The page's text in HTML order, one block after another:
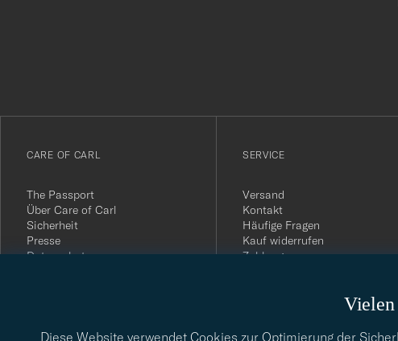
Vielen
Diese Website verwendet Cookies zur Optimierung der
till
nyhetsbrev!
CARE OF CARL
The Passport
Über Care of Carl
Sicherheit
Presse
Datenschutz
SERVICE
Versand
Kontakt
Häufige Fragen
Kauf widerrufen
Zahlung